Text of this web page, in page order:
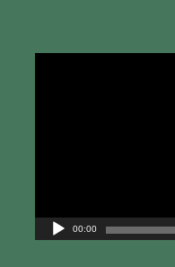
00:00